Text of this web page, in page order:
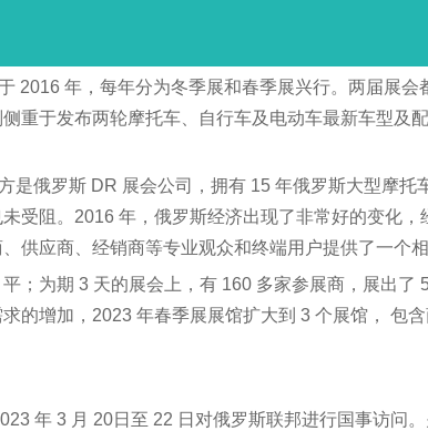
2016 年，每年分为冬季展和春季展兴行。两届展
重于发布两轮摩托车、自行车及电动车最新车型及
是俄罗斯 DR 展会公司，拥有 15 年俄罗斯大型摩
受阻。2016 年，俄罗斯经济出现了非常好的变化
供应商、经销商等专业观众和终端用户提供了一个
；为期 3 天的展会上，有 160 多家参展商，展出
的增加，2023 年春季展展馆扩大到 3 个展馆， 包
年 3 月 20日至 22 日对俄罗斯联邦进行国事访问